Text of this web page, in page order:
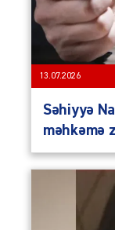
13.07.2026
Səhiyyə
məhkəmə